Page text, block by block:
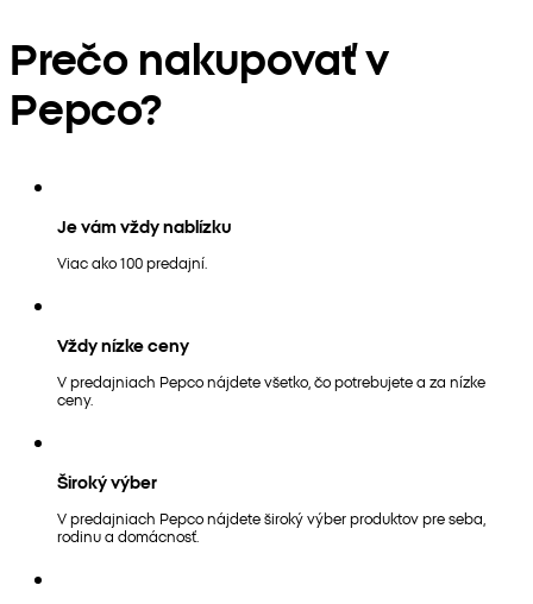
Prečo nakupovať v
Pepco?
Je vám vždy nablízku
Viac ako 100 predajní.
Vždy nízke ceny
V predajniach Pepco nájdete všetko, čo potrebujete a za nízke
ceny.
Široký výber
V predajniach Pepco nájdete široký výber produktov pre seba,
rodinu a domácnosť.